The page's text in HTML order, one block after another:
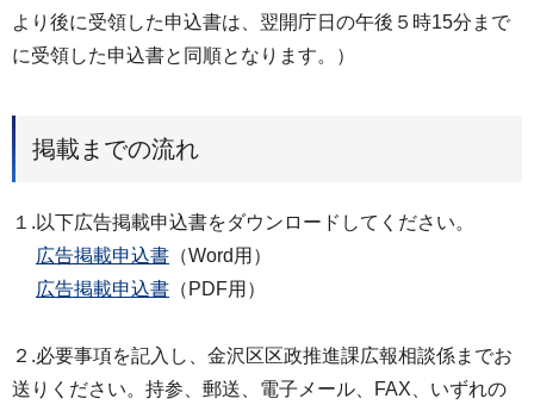
より後に受領した申込書は、翌開庁日の午後５時15分まで
に受領した申込書と同順となります。）
掲載までの流れ
１.以下広告掲載申込書をダウンロードしてください。
広告掲載申込書 （Word用）
広告掲載申込書 （PDF用）
２.必要事項を記入し、金沢区区政推進課広報相談係までお
送りください。持参、郵送、電子メール、FAX、いずれの